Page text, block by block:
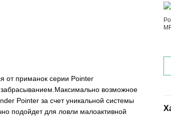
от приманок серии Pointer
возможное
Pointer за счет уникальной системы
подойдет для ловли малоактивной